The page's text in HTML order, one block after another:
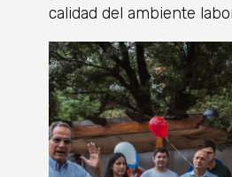
calidad del ambiente